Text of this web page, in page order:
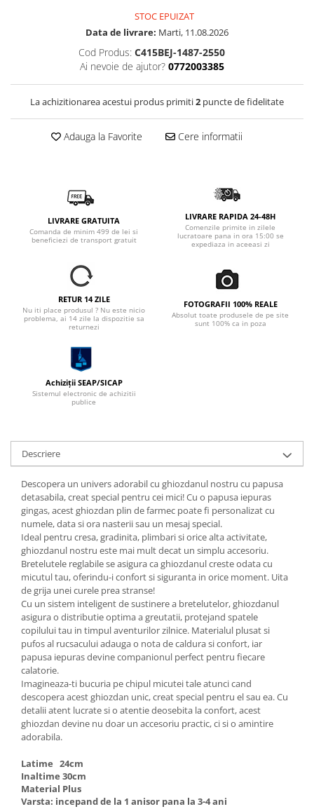
STOC EPUIZAT
Data de livrare: Marti, 11.08.2026
Cod Produs: C415BEJ-1487-2550
Ai nevoie de ajutor? 0772003385
La achizitionarea acestui produs primiti2 puncte de fidelitate
Adauga la Favorite Cere informatii
LIVRARE GRATUITA
Comanda de minim 499 de lei si
beneficiezi de transport gratuit
LIVRARE RAPIDA 24-48H
Comenzile primite in zilele
lucratoare pana in ora 15:00 se
expediaza in aceeasi zi
RETUR 14 ZILE
Nu iti place produsul ? Nu este nicio
problema, ai 14 zile la dispozitie sa
returnezi
FOTOGRAFII 100% REALE
Absolut toate produsele de pe site
sunt 100% ca in poza
Achiziții SEAP/SICAP
Sistemul electronic de achizitii
publice
Descriere
Descopera un univers adorabil cu ghiozdanul nostru cu papusa
detasabila, creat special pentru cei mici! Cu o papusa iepuras
gingas, acest ghiozdan plin de farmec poate fi personalizat cu
numele, data si ora nasterii sau un mesaj special.
Ideal pentru cresa, gradinita, plimbari si orice alta activitate,
ghiozdanul nostru este mai mult decat un simplu accesoriu.
Bretelutele reglabile se asigura ca ghiozdanul creste odata cu
micutul tau, oferindu-i confort si siguranta in orice moment. Uita
de grija unei curele prea stranse!
Cu un sistem inteligent de sustinere a bretelutelor, ghiozdanul
asigura o distributie optima a greutatii, protejand spatele
copilului tau in timpul aventurilor zilnice. Materialul plusat si
pufos al rucsacului adauga o nota de caldura si confort, iar
papusa iepuras devine companionul perfect pentru fiecare
calatorie.
Imagineaza-ti bucuria pe chipul micutei tale atunci cand
descopera acest ghiozdan unic, creat special pentru el sau ea. Cu
detalii atent lucrate si o atentie deosebita la confort, acest
ghiozdan devine nu doar un accesoriu practic, ci si o amintire
adorabila.
Latime 24cm
Inaltime 30cm
Material Plus
Varsta: incepand de la 1 anisor pana la 3-4 ani